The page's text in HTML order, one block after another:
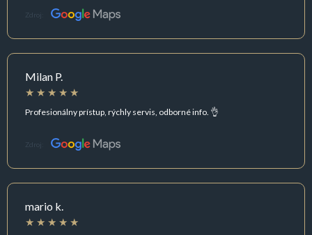
Zdroj:
Milan P.
Profesionálny prístup, rýchly servis, odborné info. 👌
Zdroj:
mario k.